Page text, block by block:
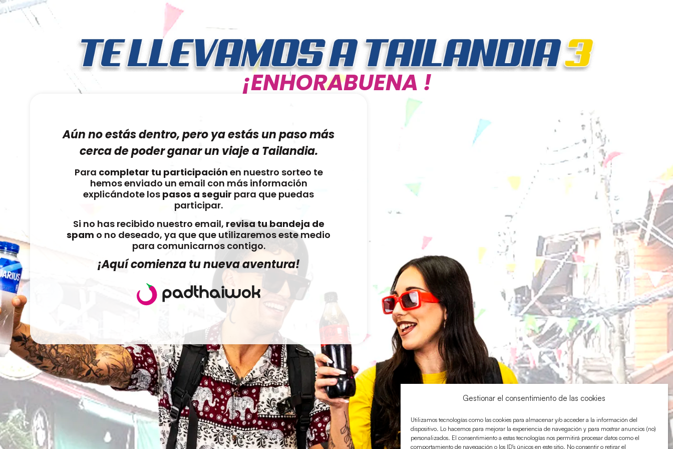
Gestionar el consentimiento de las cookies
Utilizamos tecnologías como las cookies para almacenar y/o acceder a la información del
dispositivo. Lo hacemos para mejorar la experiencia de navegación y para mostrar anuncios (no)
personalizados. El consentimiento a estas tecnologías nos permitirá procesar datos como el
comportamiento de navegación o los ID's únicos en este sitio. No consentir o retirar el
¡ENHORABUENA !
Aún no estás dentro, pero ya estás un paso más
cerca de poder ganar un viaje a Tailandia.
Para completar tu participación en nuestro sorteo te
hemos enviado un email con más información
explicándote los pasos a seguir para que puedas
participar.
Si no has recibido nuestro email, revisa tu bandeja de
spam o no deseado, ya que que utilizaremos este medio
para comunicarnos contigo.
¡Aquí comienza tu nueva aventura!